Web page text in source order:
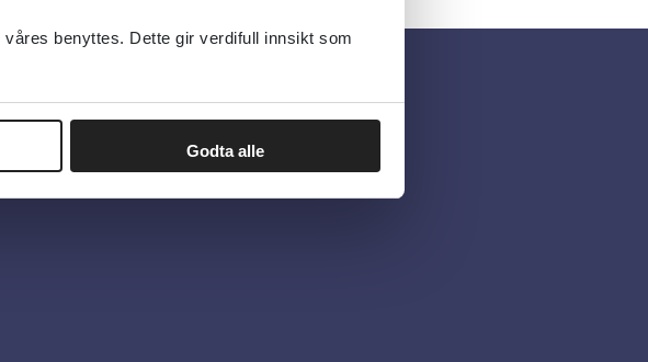
benyttes. Dette gir verdifull innsikt som
Godta alle